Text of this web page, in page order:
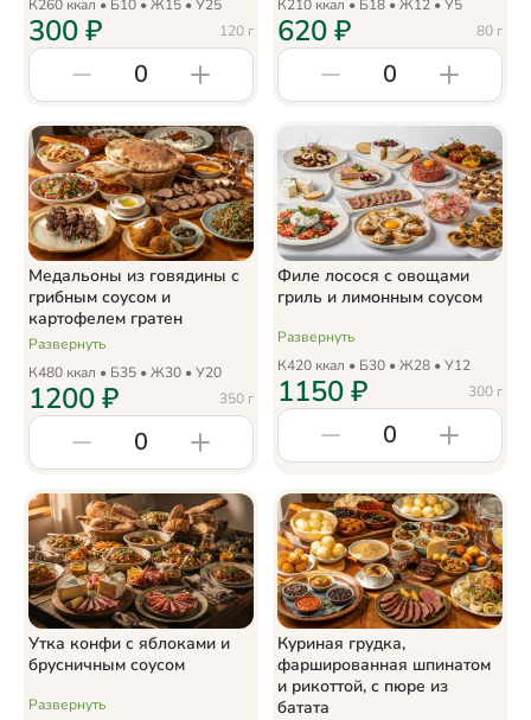
К260 ккал • Б10 • Ж15 • У25
120 г
300₽
0
К210 ккал • Б18 • Ж12 • У5
80 г
620₽
0
Медальоны из говядины с
грибным соусом и
картофелем гратен
Развернуть
К480 ккал • Б35 • Ж30 • У20
350 г
1200₽
0
Филе лосося с овощами
гриль и лимонным соусом
Развернуть
К420 ккал • Б30 • Ж28 • У12
300 г
1150₽
0
Утка конфи с яблоками и
брусничным соусом
Развернуть
Куриная грудка,
фаршированная шпинатом
и рикоттой, с пюре из
батата